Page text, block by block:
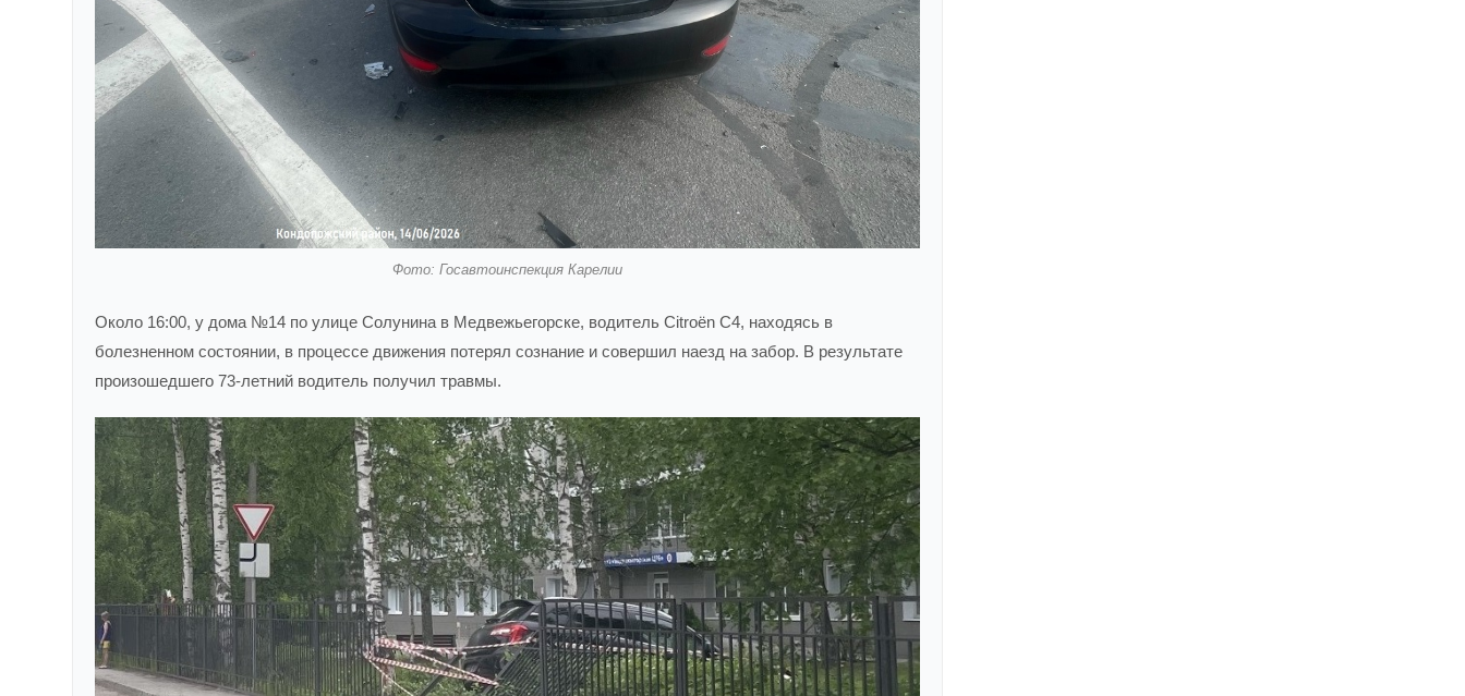
Фото: Госавтоинспекция Карелии
Около 16:00, у дома №14 по улице Солунина в Медвежьегорске, водитель Citroën С4, находясь в
болезненном состоянии, в процессе движения потерял сознание и совершил наезд на забор. В результате
произошедшего 73-летний водитель получил травмы.